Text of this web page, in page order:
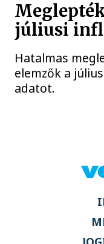
júliusi
Hatalmas
elemzők a
adatot.